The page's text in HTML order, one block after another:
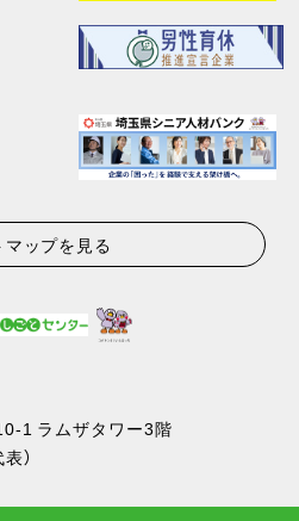
ップを見る
1 ラムザタワー3階
表）